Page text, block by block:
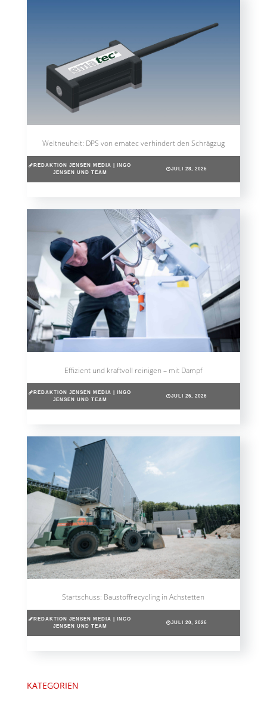
Weltneuheit: DPS von ematec verhindert den Schrägzug
REDAKTION JENSEN MEDIA | INGO
JENSEN UND TEAM
JULI 28, 2026
Effizient und kraftvoll reinigen – mit Dampf
REDAKTION JENSEN MEDIA | INGO
JENSEN UND TEAM
JULI 26, 2026
Startschuss: Baustoffrecycling in Achstetten
REDAKTION JENSEN MEDIA | INGO
JENSEN UND TEAM
JULI 20, 2026
KATEGORIEN